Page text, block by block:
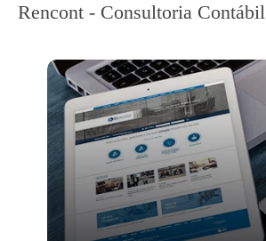
Rencont - Consultoria Contábil